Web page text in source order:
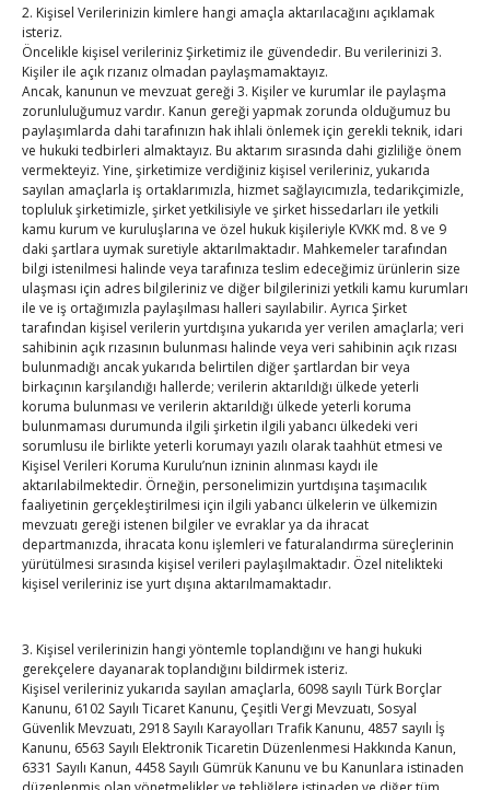
2. Kişisel Verilerinizin kimlere hangi amaçla aktarılacağını açıklamak
isteriz.
Öncelikle kişisel verileriniz Şirketimiz ile güvendedir. Bu verilerinizi 3.
Kişiler ile açık rızanız olmadan paylaşmamaktayız.
Ancak, kanunun ve mevzuat gereği 3. Kişiler ve kurumlar ile paylaşma
zorunluluğumuz vardır. Kanun gereği yapmak zorunda olduğumuz bu
paylaşımlarda dahi tarafınızın hak ihlali önlemek için gerekli teknik, idari
ve hukuki tedbirleri almaktayız. Bu aktarım sırasında dahi gizliliğe önem
vermekteyiz. Yine, şirketimize verdiğiniz kişisel verileriniz, yukarıda
sayılan amaçlarla iş ortaklarımızla, hizmet sağlayıcımızla, tedarikçimizle,
topluluk şirketimizle, şirket yetkilisiyle ve şirket hissedarları ile yetkili
kamu kurum ve kuruluşlarına ve özel hukuk kişileriyle KVKK md. 8 ve 9
daki şartlara uymak suretiyle aktarılmaktadır. Mahkemeler tarafından
bilgi istenilmesi halinde veya tarafınıza teslim edeceğimiz ürünlerin size
ulaşması için adres bilgileriniz ve diğer bilgilerinizi yetkili kamu kurumları
ile ve iş ortağımızla paylaşılması halleri sayılabilir. Ayrıca Şirket
tarafından kişisel verilerin yurtdışına yukarıda yer verilen amaçlarla; veri
sahibinin açık rızasının bulunması halinde veya veri sahibinin açık rızası
bulunmadığı ancak yukarıda belirtilen diğer şartlardan bir veya
birkaçının karşılandığı hallerde; verilerin aktarıldığı ülkede yeterli
koruma bulunması ve verilerin aktarıldığı ülkede yeterli koruma
bulunmaması durumunda ilgili şirketin ilgili yabancı ülkedeki veri
sorumlusu ile birlikte yeterli korumayı yazılı olarak taahhüt etmesi ve
Kişisel Verileri Koruma Kurulu’nun izninin alınması kaydı ile
aktarılabilmektedir. Örneğin, personelimizin yurtdışına taşımacılık
faaliyetinin gerçekleştirilmesi için ilgili yabancı ülkelerin ve ülkemizin
mevzuatı gereği istenen bilgiler ve evraklar ya da ihracat
departmanızda, ihracata konu işlemleri ve faturalandırma süreçlerinin
yürütülmesi sırasında kişisel verileri paylaşılmaktadır. Özel nitelikteki
kişisel verileriniz ise yurt dışına aktarılmamaktadır.
3. Kişisel verilerinizin hangi yöntemle toplandığını ve hangi hukuki
gerekçelere dayanarak toplandığını bildirmek isteriz.
Kişisel verileriniz yukarıda sayılan amaçlarla, 6098 sayılı Türk Borçlar
Kanunu, 6102 Sayılı Ticaret Kanunu, Çeşitli Vergi Mevzuatı, Sosyal
Güvenlik Mevzuatı, 2918 Sayılı Karayolları Trafik Kanunu, 4857 sayılı İş
Kanunu, 6563 Sayılı Elektronik Ticaretin Düzenlenmesi Hakkında Kanun,
6331 Sayılı Kanun, 4458 Sayılı Gümrük Kanunu ve bu Kanunlara istinaden
Hisarcıklıoğlu Muğla İl/İlçe Oda / Borsa Meclis Üyeleri
ile buluştu
ByTUTSOon Ağu 2, 2026
Ağustos 2026
P
S Ç P C C
P
1
2
3
4 5 6 7 8
9
10
11 12 13 14 15
16
17
18 19 20 21 22
23
24
25 26 27 28 29
30
31
« Tem
E-BÜLTEN
Kasaba Ekonomi Dergisi
TOBB HABER
TUTSO İktisadi Durum Raporu
Kahramanmaraş Ticaret ve Sanayi Odası’nın yeni
binası hizmete açıldı
Diren ailesine taziye ziyareti